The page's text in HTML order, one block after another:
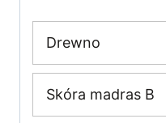
Drewno
Skóra madras B